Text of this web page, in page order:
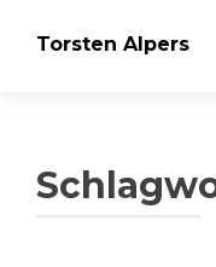
Torsten Alpers